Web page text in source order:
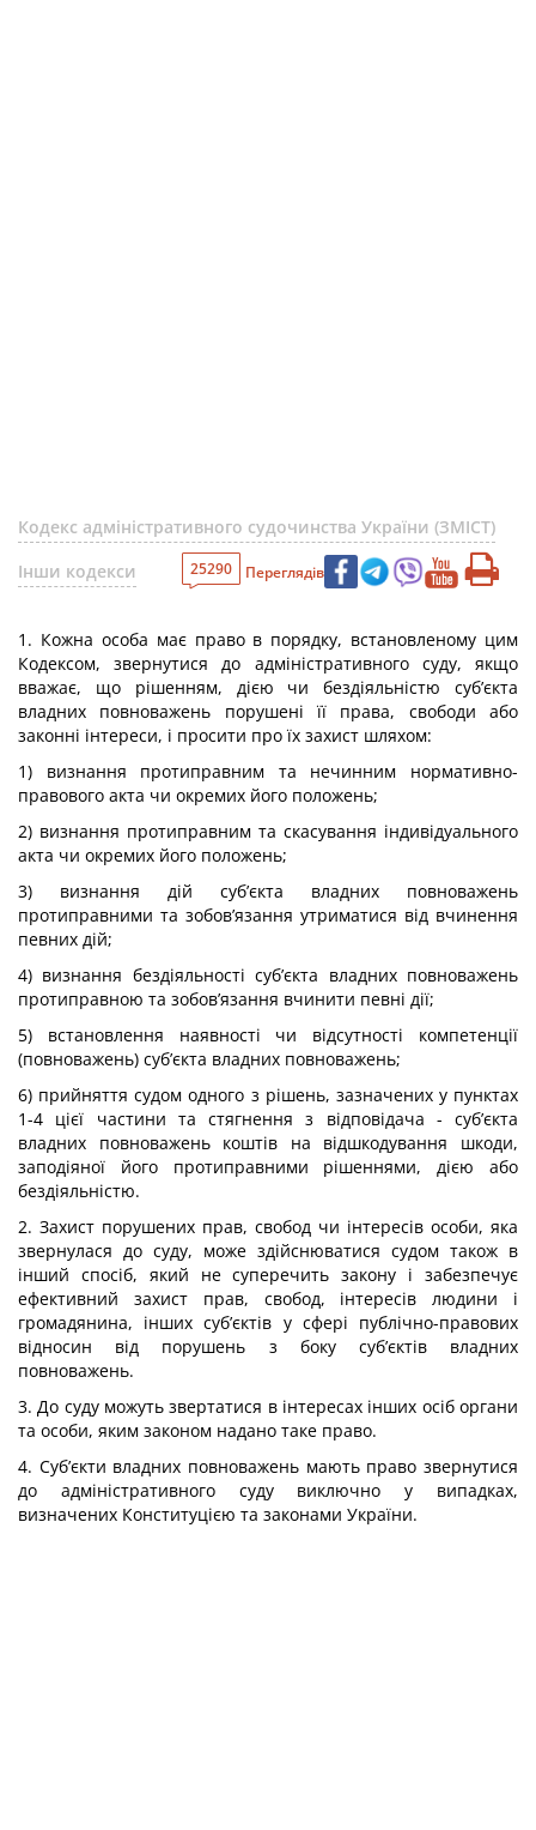
Кодекс адміністративного судочинства України (ЗМІСТ)
Інши кодекси
25290 Переглядів
1. Кожна особа має право в порядку, встановленому цим
Кодексом, звернутися до адміністративного суду, якщо
вважає, що рішенням, дією чи бездіяльністю суб’єкта
владних повноважень порушені її права, свободи або
законні інтереси, і просити про їх захист шляхом:
1) визнання протиправним та нечинним нормативно-
правового акта чи окремих його положень;
2) визнання протиправним та скасування індивідуального
акта чи окремих його положень;
3) визнання дій суб’єкта владних повноважень
протиправними та зобов’язання утриматися від вчинення
певних дій;
4) визнання бездіяльності суб’єкта владних повноважень
протиправною та зобов’язання вчинити певні дії;
5) встановлення наявності чи відсутності компетенції
(повноважень) суб’єкта владних повноважень;
6) прийняття судом одного з рішень, зазначених у пунктах
1-4 цієї частини та стягнення з відповідача - суб’єкта
владних повноважень коштів на відшкодування шкоди,
заподіяної його протиправними рішеннями, дією або
бездіяльністю.
2. Захист порушених прав, свобод чи інтересів особи, яка
звернулася до суду, може здійснюватися судом також в
інший спосіб, який не суперечить закону і забезпечує
ефективний захист прав, свобод, інтересів людини і
громадянина, інших суб’єктів у сфері публічно-правових
відносин від порушень з боку суб’єктів владних
повноважень.
3. До суду можуть звертатися в інтересах інших осіб органи
та особи, яким законом надано таке право.
4. Суб’єкти владних повноважень мають право звернутися
до адміністративного суду виключно у випадках,
визначених Конституцією та законами України.